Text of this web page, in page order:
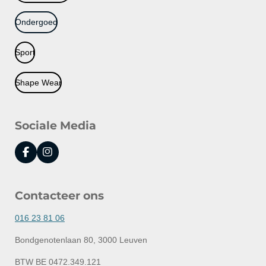
Ondergoed
Sport
Shape Wear
Sociale Media
F
a
b
o
k
I
n
a
r
a
Contacteer ons
016 23 81 06
Bondgenotenlaan 80, 3000 Leuven
BTW BE 0472.349.121